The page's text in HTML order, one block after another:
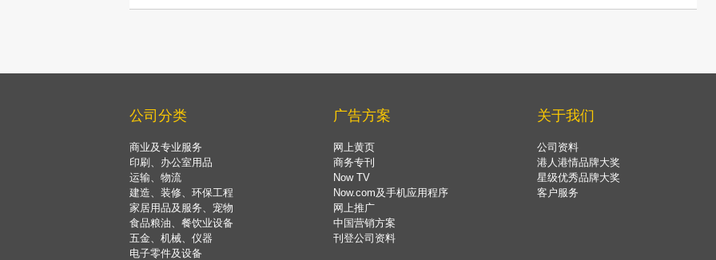
公司分类
商业及专业服务
印刷、办公室用品
运输、物流
建造、装修、环保工程
家居用品及服务、宠物
食品粮油、餐饮业设备
五金、机械、仪器
电子零件及设备
广告方案
网上黄页
商务专刊
Now TV
Now.com及手机应用程序
网上推广
中国营销方案
刊登公司资料
关于我们
公司资料
港人港情品牌大奖
星级优秀品牌大奖
客户服务